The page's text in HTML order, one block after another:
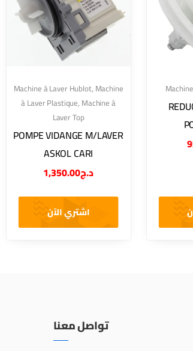
Machine à Laver Hublot, Machine
à Laver Plastique, Machine à
Laver Top
POMPE VIDANGE M/LAVER
ASKOL CARI
د.ج1,350.00
اشتري الآن
تواصل معنا